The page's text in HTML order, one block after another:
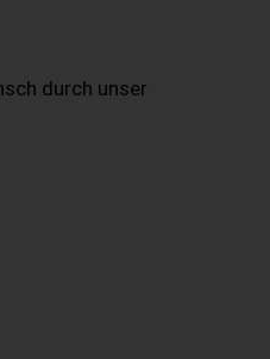
durch unser